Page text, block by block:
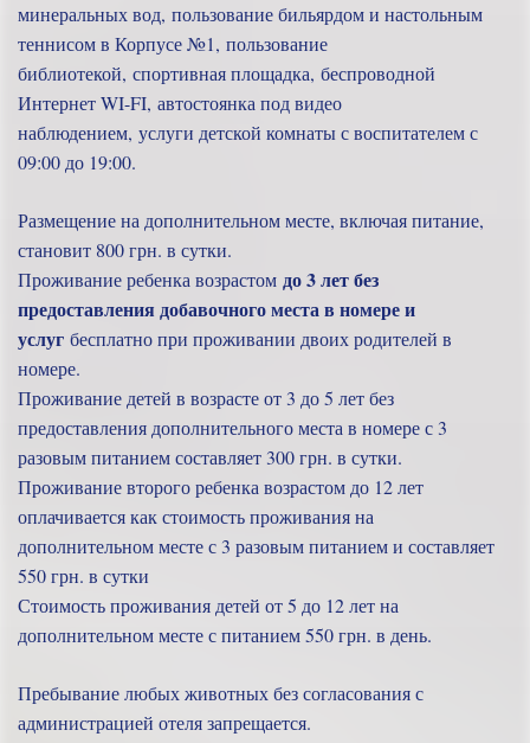
минеральных вод, пользование бильярдом и настольным
теннисом в Корпусе №1, пользование
библиотекой, спортивная площадка, беспроводной
Интернет WI-FI, автостоянка под видео
наблюдением, услуги детской комнаты с воспитателем с
09:00 до 19:00.
Размещение на дополнительном месте, включая питание,
становит 800 грн. в сутки.
Проживание ребенка возрастом до 3 лет без
предоставления добавочного места в номере и
услуг бесплатно при проживании двоих родителей в
номере.
Проживание детей в возрасте от 3 до 5 лет без
предоставления дополнительного места в номере с 3
разовым питанием составляет 300 грн. в сутки.
Проживание второго ребенка возрастом до 12 лет
оплачивается как стоимость проживания на
дополнительном месте с 3 разовым питанием и составляет
550 грн. в сутки
Стоимость проживания детей от 5 до 12 лет на
дополнительном месте с питанием 550 грн. в день.
Пребывание любых животных без согласования с
администрацией отеля запрещается.